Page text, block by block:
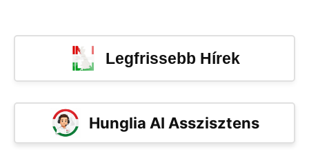
Legfrissebb Hírek
Hunglia AI Asszisztens